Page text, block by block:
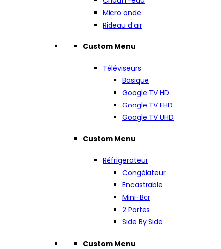
Micro onde
Rideau d’air
Custom Menu
Téléviseurs
Basique
Google TV HD
Google TV FHD
Google TV UHD
Custom Menu
Réfrigerateur
Congélateur
Encastrable
Mini-Bar
2 Portes
Side By Side
Custom Menu